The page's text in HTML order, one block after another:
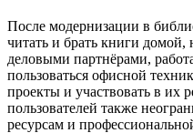
После модернизации в
читать и брать книги домой,
деловыми партнёрами,
пользоваться офисной
проекты и участвовать в их
пользователей также
ресурсам и